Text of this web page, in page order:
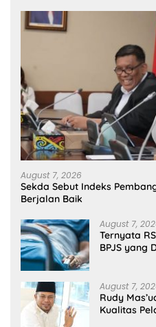
August 7, 2026
Sekda Sebut Indeks
Berjalan Baik
August 7,
Ternyata
BPJS yang
August 7,
Rudy
Kualitas